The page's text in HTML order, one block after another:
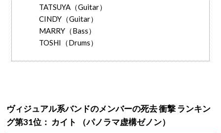
TATSUYA（Guitar）
CINDY（Guitar）
MARRY（Bass）
TOSHI（Drums）
ヴィジュアル系バンドのメンバーの死去 衝撃 ランキン
グ第31位： カイト （パノラマ虚構ゼノン）